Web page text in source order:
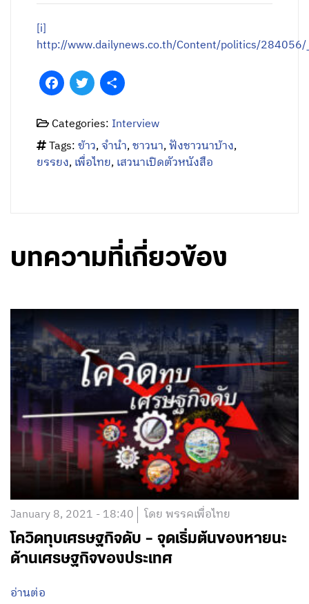
[i]
http://www.dailynews.co.th/Content/politics/284056/
FacebookTwitter
Categories: Interview
Tags:ข้าว,จำนำ,ชาวนา,ฟังชาวนาบ้าง,
ยรรยง,เพื่อไทย,เสวนาเปิดตัวหนังสือ
บทความที่เกี่ยวข้อง
January 8, 2021 - 18:40 โดย พรรคเพื่อไทย
โควิดทุบเศรษฐกิจดับ – จุดเริ่มต้นของหายนะ
ด้านเศรษฐกิจของประเทศ
อ่านต่อ